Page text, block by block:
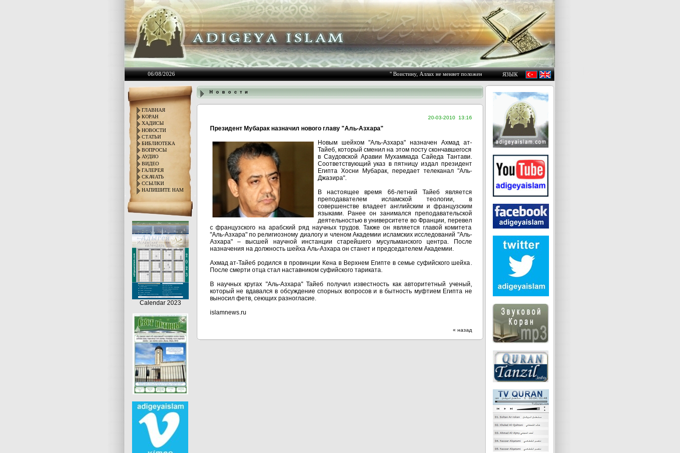
06/08/2026 " Воистину, Аллах не меняет положения людей, пока они не изменят самих себя " «Гром:11»
ЯЗЫК
ГЛАВНАЯ
КОРАН
ХАДИСЫ
НОВОСТИ
СТАТЬИ
БИБЛИОТЕКА
ВОПРОСЫ
АУДИО
ВИДЕО
ГАЛЕРЕЯ
СКАЧАТЬ
ССЫЛКИ
НАПИШИТЕ НАМ
Calendar 2023
Н о в о с т и
20-03-2010 13:16
Президент Мубарак назначил нового главу "Аль-Азхара"
Новым шейхом "Аль-Азхара" назначен Ахмад ат-
Тайеб, который сменил на этом посту скончавшегося
в Саудовской Аравии Мухаммада Сайеда Тантави.
Соответствующий указ в пятницу издал президент
Египта Хосни Мубарак, передает телеканал "Аль-
Джазира".
В настоящее время 66-летний Тайеб является
преподавателем исламской теологии, в
совершенстве владеет английским и французским
языками. Ранее он занимался преподавательской
деятельностью в университете во Франции, перевел
с французского на арабский ряд научных трудов. Также он является главой комитета
"Аль-Азхара" по религиозному диалогу и членом Академии исламских исследований "Аль-
Азхара" – высшей научной инстанции старейшего мусульманского центра. После
назначения на должность шейха Аль-Азхара он станет и председателем Академии.
Ахмад ат-Тайеб родился в провинции Кена в Верхнем Египте в семье суфийского шейха.
После смерти отца стал наставником суфийского тариката.
В научных кругах "Аль-Азхара" Тайеб получил известность как авторитетный ученый,
который не вдавался в обсуждение спорных вопросов и в бытность муфтием Египта не
выносил фетв, сеющих разногласие.
islamnews.ru
« назад